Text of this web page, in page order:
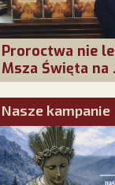
Proroctwa nie
Msza Święta na
dziękujemy za
obecność!
Nasze kampanie